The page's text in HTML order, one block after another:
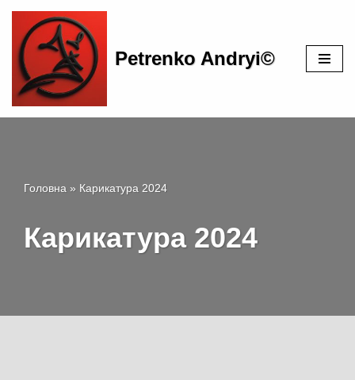
Перейти
до
вмісту
Petrenko Andryi©
Головна » Карикатура 2024
Карикатура 2024